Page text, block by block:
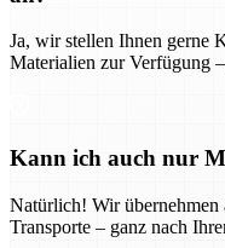
Ja, wir stellen Ihnen gerne
Materialien zur Verfügung
Kann ich auch nur
Natürlich! Wir übernehmen
Transporte – ganz nach